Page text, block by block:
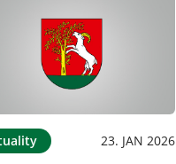
23. JAN 2026